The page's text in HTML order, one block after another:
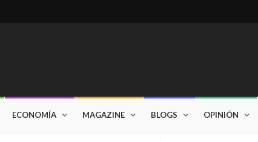
ECONOMÍA MAGAZINE BLOGS OPINIÓN